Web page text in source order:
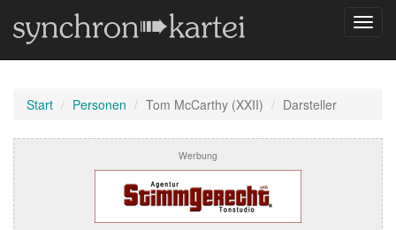
Start Personen Tom McCarthy (XXII) Darsteller
Werbung